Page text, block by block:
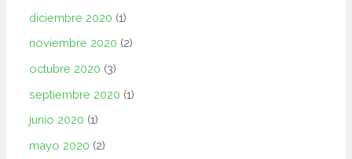
diciembre 2020 (1)
noviembre 2020 (2)
octubre 2020 (3)
septiembre 2020 (1)
junio 2020 (1)
mayo 2020 (2)